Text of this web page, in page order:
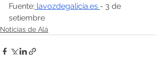
Fuente: lavozdegalicia.es - 3 de
setiembre
Noticias de Alá